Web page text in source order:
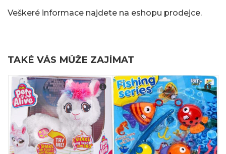
Veškeré informace najdete na eshopu prodejce.
TAKÉ VÁS MŮŽE ZAJÍMAT